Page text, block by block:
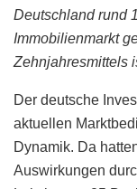
Deutschland rund
Immobilienmarkt
Zehnjahresmittels
Der deutsche
aktuellen
Dynamik. Da
Auswirkungen